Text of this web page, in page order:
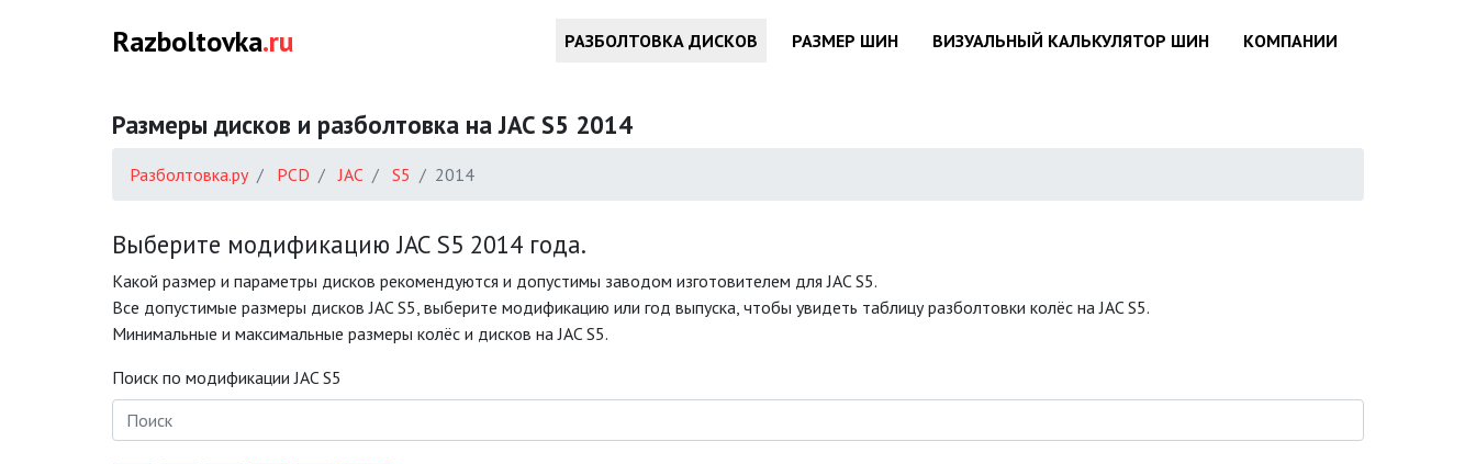
Razboltovka.ru РАЗБОЛТОВКА ДИСКОВ РАЗМЕР ШИН ВИЗУАЛЬНЫЙ КАЛЬКУЛЯТОР ШИН КОМПАНИИ
Размеры дисков и разболтовка на JAC S5 2014
Разболтовка.ру PCD JAC S5 2014
Выберите модификацию JAC S5 2014 года.
Какой размер и параметры дисков рекомендуются и допустимы заводом изготовителем для JAC S5.
Все допустимые размеры дисков JAC S5, выберите модификацию или год выпуска, чтобы увидеть таблицу разболтовки колёс на JAC S5.
Минимальные и максимальные размеры колёс и дисков на JAC S5.
Поиск по модификации JAC S5